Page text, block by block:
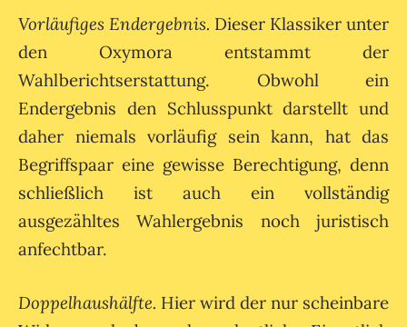
Vorläufiges Endergebnis. Dieser Klassiker unter
den Oxymora entstammt der
Wahlberichtserstattung. Obwohl ein
Endergebnis den Schlusspunkt darstellt und
daher niemals vorläufig sein kann, hat das
Begriffspaar eine gewisse Berechtigung, denn
schließlich ist auch ein vollständig
ausgezähltes Wahlergebnis noch juristisch
anfechtbar.
Doppelhaushälfte. Hier wird der nur scheinbare